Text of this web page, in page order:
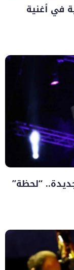
في أغنية
“لحظة”